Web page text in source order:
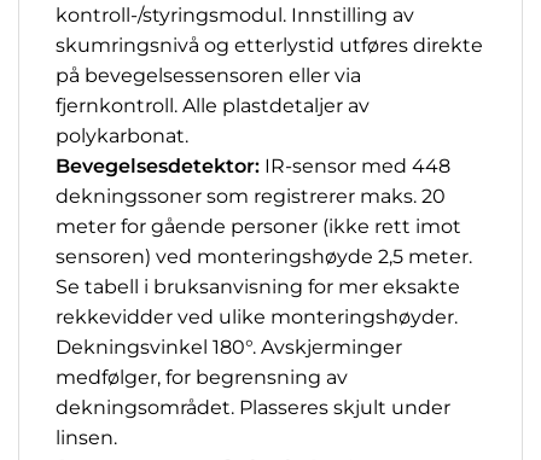
kontroll-/styringsmodul. Innstilling av
skumringsnivå og etterlystid utføres direkte
på bevegelsessensoren eller via
fjernkontroll. Alle plastdetaljer av
polykarbonat.
Bevegelsesdetektor: IR-sensor med 448
dekningssoner som registrerer maks. 20
meter for gående personer (ikke rett imot
sensoren) ved monteringshøyde 2,5 meter.
Se tabell i bruksanvisning for mer eksakte
rekkevidder ved ulike monteringshøyder.
Dekningsvinkel 180°. Avskjerminger
medfølger, for begrensning av
dekningsområdet. Plasseres skjult under
linsen.